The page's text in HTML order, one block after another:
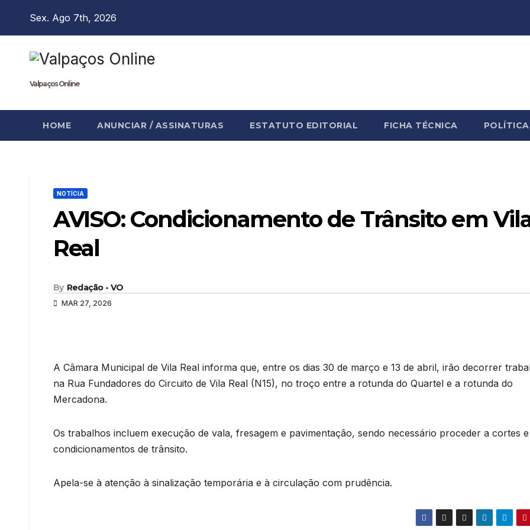
Sex. Ago 7th, 2026
Valpaços Online
HOME ANUNCIAR / ASSINATURAS ESTATUTO EDITORIAL FICHA TÉCNICA
NOTÍCIA
AVISO: Condicionamento de Trânsito em
Real
By Redação - VO
MAR 27, 2026
A Câmara Municipal de Vila Real informa que, entre os dias 30 de março e 13 de abril, irão decorrer
na Rua Fundadores do Circuito de Vila Real (N15), no troço entre a rotunda do Quartel e a rotunda do
Mercadona.
Os trabalhos incluem execução de vala, fresagem e pavimentação, sendo necessário proceder a cortes e
condicionamentos de trânsito.
Apela-se à atenção à sinalização temporária e à circulação com prudência.